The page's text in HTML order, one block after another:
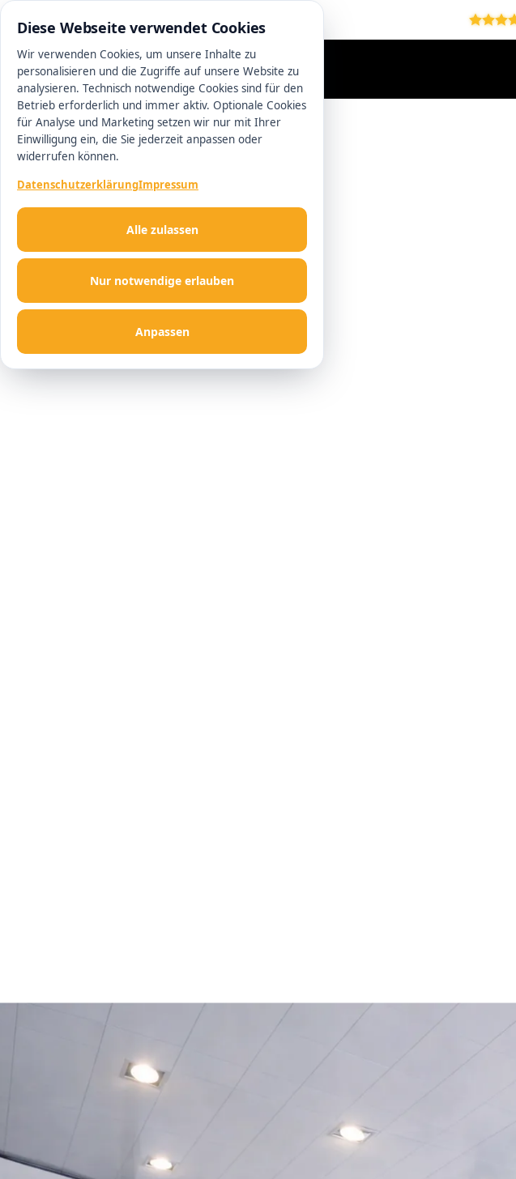
0511 13221100
Diese Webseite verwendet Cookies
Wir verwenden Cookies, um unsere Inhalte zu
personalisieren und die Zugriffe auf unsere Website zu
analysieren. Technisch notwendige Cookies sind für den
Betrieb erforderlich und immer aktiv. Optionale Cookies
für Analyse und Marketing setzen wir nur mit Ihrer
Einwilligung ein, die Sie jederzeit anpassen oder
widerrufen können.
DatenschutzerklärungImpressum
Nur notwendige erlauben
Anpassen
Alle zulassen